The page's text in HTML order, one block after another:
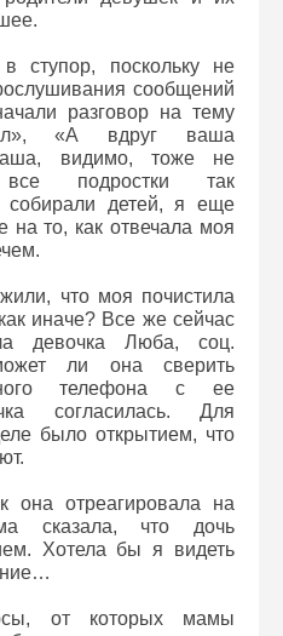
ступор, поскольку не
сообщений
разговор на тему
«А вдруг ваша
видимо, тоже не
подростки так
собирали детей, я еще
на то, как отвечала моя
что моя почистила
иначе? Все же сейчас
девочка Люба, соц.
ли она сверить
телефона с ее
согласилась. Для
было открытием, что
она отреагировала на
сказала, что дочь
Хотела бы я видеть
от которых мамы